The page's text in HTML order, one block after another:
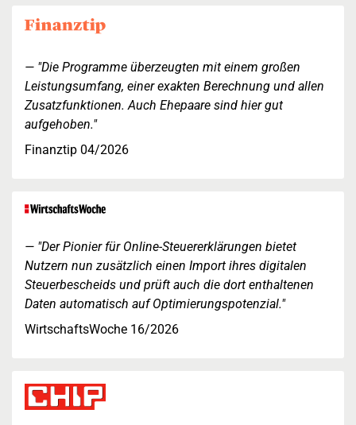
"Die Programme überzeugten mit einem großen
Leistungsumfang, einer exakten Berechnung und allen
Zusatzfunktionen. Auch Ehepaare sind hier gut
aufgehoben."
Finanztip 04/2026
"Der Pionier für Online-Steuererklärungen bietet
Nutzern nun zusätzlich einen Import ihres digitalen
Steuerbescheids und prüft auch die dort enthaltenen
Daten automatisch auf Optimierungspotenzial."
WirtschaftsWoche 16/2026